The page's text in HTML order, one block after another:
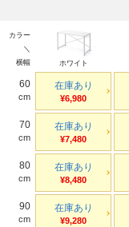
カラー
＼
横幅
ホワイト
60
cm
在庫あり
¥6,980
70
cm
在庫あり
¥7,480
80
cm
在庫あり
¥8,480
90
cm
在庫あり
¥9,280